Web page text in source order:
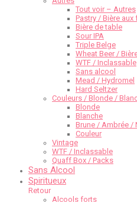
Tout voir – Autres
Pastry / Bière aux
Bière de table
Sour IPA
Triple Belge
Wheat Beer /
WTF / Inclassable
Sans alcool
Mead / Hydromel
Hard Seltzer
Couleurs / Blonde /
Blonde
Blanche
Brune / Ambrée /
Couleur
Vintage
WTF / Inclassable
Quaff Box / Packs
Sans Alcool
Spiritueux
Retour
Alcools forts